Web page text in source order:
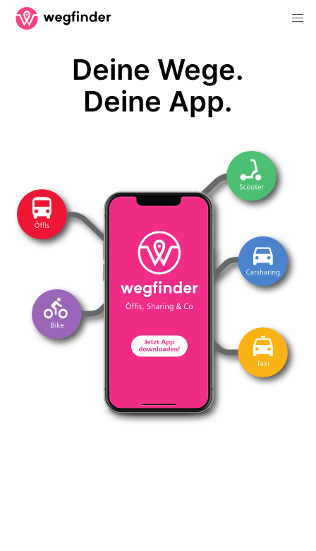
Deine Wege.
Deine App.